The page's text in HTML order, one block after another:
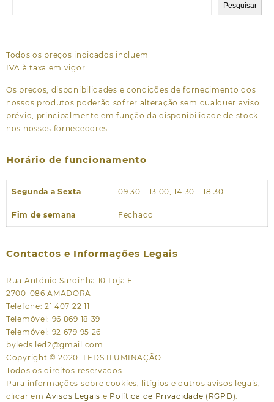
Pesquisar
Todos os preços indicados incluem
IVA à taxa em vigor
Os preços, disponibilidades e condições de fornecimento dos
nossos produtos poderão sofrer alteração sem qualquer aviso
prévio, principalmente em função da disponibilidade de stock
nos nossos fornecedores.
Horário de funcionamento
Segunda a Sexta 09:30 – 13:00, 14:30 – 18:30
Fim de semana Fechado
Contactos e Informações Legais
Rua António Sardinha 10 Loja F
2700-086 AMADORA
Telefone: 21 407 22 11
Telemóvel: 96 869 18 39
Telemóvel: 92 679 95 26
byleds.led2@gmail.com
Copyright © 2020. LEDS ILUMINAÇÃO
Todos os direitos reservados.
Para informações sobre cookies, litígios e outros avisos legais,
clicar em Avisos Legais e Política de Privacidade (RGPD)